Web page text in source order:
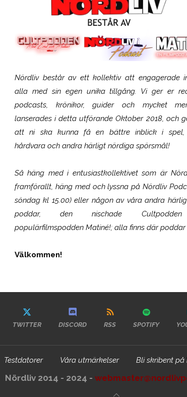
Nördliv består av ett kollektiv att engagerade
alla med sin egen unika tillgång. Vi ger er
podcasts, krönikor, guider och mycket
lanserades i detta utförande Oktober 2018, och
att ni ska kunna få en bättre inblick i spel,
hårdvara och andra härligt nördiga spörsmål!
Så häng med i entusiastkollektivet som är
framförallt, häng med och lyssna på Nördliv
söndag kl 15.00) eller någon av våra andra
poddar, den nischade
populärfilmspodden Matiné!; alla finns där poddar
Välkommen!
Logitech G316 X 98
TWITTER DISCORD RSS SPOTIFY
Testdatorer Våra utmärkelser Bli skribent på
Nördliv 2014 - 2024 -